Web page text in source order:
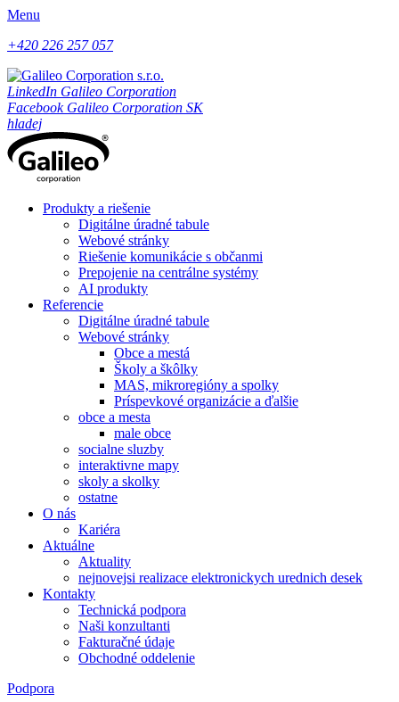
Menu
+420 226 257 057
LinkedIn Galileo Corporation
Facebook Galileo Corporation SK
hladej
Produkty a riešenie
Digitálne úradné tabule
Webové stránky
Riešenie komunikácie s občanmi
Prepojenie na centrálne systémy
AI produkty
Referencie
Digitálne úradné tabule
Webové stránky
Obce a mestá
Školy a škôlky
MAS, mikroregióny a spolky
Príspevkové organizácie a ďalšie
obce a mesta
male obce
socialne sluzby
interaktivne mapy
skoly a skolky
ostatne
O nás
Kariéra
Aktuálne
Aktuality
nejnovejsi realizace elektronickych urednich desek
Kontakty
Technická podpora
Naši konzultanti
Fakturačné údaje
Obchodné oddelenie
Podpora